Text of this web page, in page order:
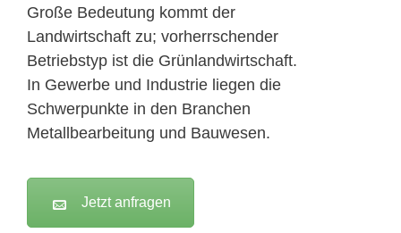
Große Bedeutung kommt der
Landwirtschaft zu; vorherrschender
Betriebstyp ist die Grünlandwirtschaft.
In Gewerbe und Industrie liegen die
Schwerpunkte in den Branchen
Metallbearbeitung und Bauwesen.
Jetzt anfragen